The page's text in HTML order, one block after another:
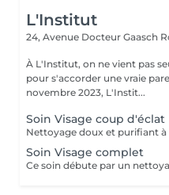
L'Institut
24, Avenue Docteur Gaasch
À L'Institut, on ne vient pas
pour s'accorder une vraie
novembre 2023, L'Instit...
Soin Visage coup d'éclat
Soin Visage complet